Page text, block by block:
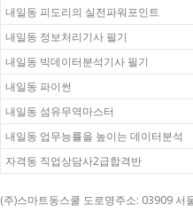
내일동 피도리의 실전파워포인트
내일동 정보처리기사 필기
내일동 빅데이터분석기사 필기
내일동 파이썬
내일동 섬유무역마스터
내일동 업무능률을 높이는 데이터분석
자격동 직업상담사2급합격반
(주)스마트동스쿨 도로명주소: 03909